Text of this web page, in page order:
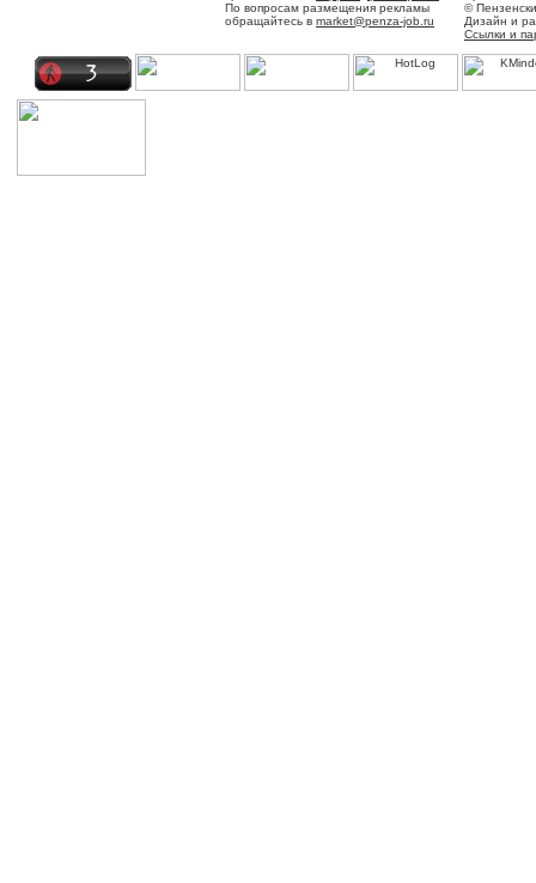
По вопросам размещения рекламы
обращайтесь в market@penza-job.ru
©
Дизайн и
Ссылки и